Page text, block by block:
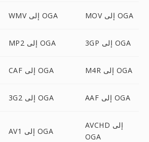
WMV إلى OGA MOV إلى OGA
MP2 إلى OGA 3GP إلى OGA
CAF إلى OGA M4R إلى OGA
3G2 إلى OGA AAF إلى OGA
AV1 إلى OGA
AVCHD إلى
OGA